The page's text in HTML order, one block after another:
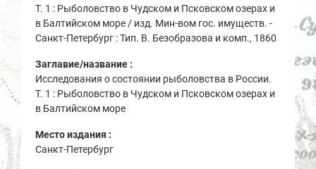
Т. 1 : Рыболовство в Чудском и Псковском озерах и
в Балтийском море / изд. Мин-вом гос. имуществ. -
Санкт-Петербург : Тип. В. Безобразова и комп., 1860
Заглавие/название :
Исследования о состоянии рыболовства в России.
Т. 1 : Рыболовство в Чудском и Псковском озерах и
в Балтийском море
Место издания :
Санкт-Петербург